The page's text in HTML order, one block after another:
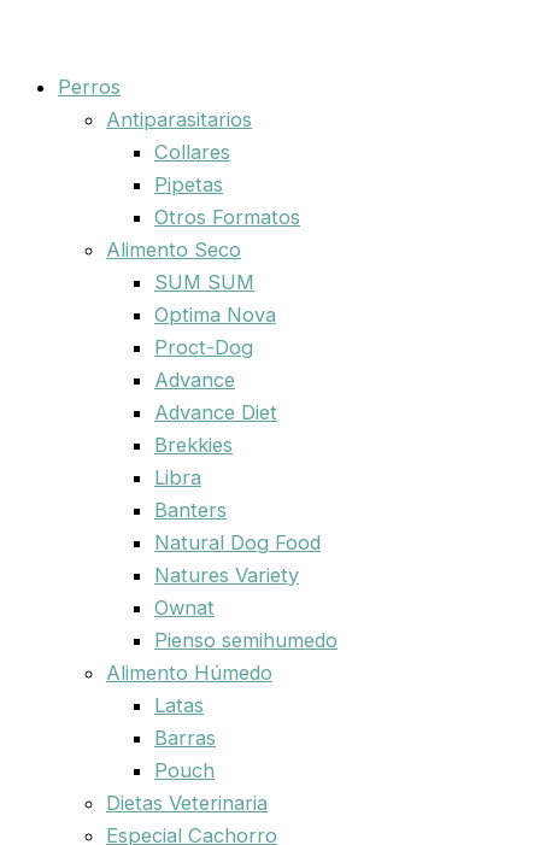
Perros
Antiparasitarios
Collares
Pipetas
Otros Formatos
Alimento Seco
SUM SUM
Optima Nova
Proct-Dog
Advance
Advance Diet
Brekkies
Libra
Banters
Natural Dog Food
Natures Variety
Ownat
Pienso semihumedo
Alimento Húmedo
Latas
Barras
Pouch
Dietas Veterinaria
Especial Cachorro